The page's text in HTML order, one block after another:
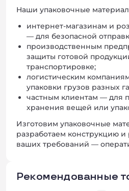
Наши упаковочные
интернет‑магазинам и
— для безопасной
производственным
защиты готовой
транспортировке;
логистическим
упаковки грузов разных
частным клиентам — для
хранения вещей или
Изготовим упаковочные
разработаем конструкцию
ваших требований —
Рекомендованные